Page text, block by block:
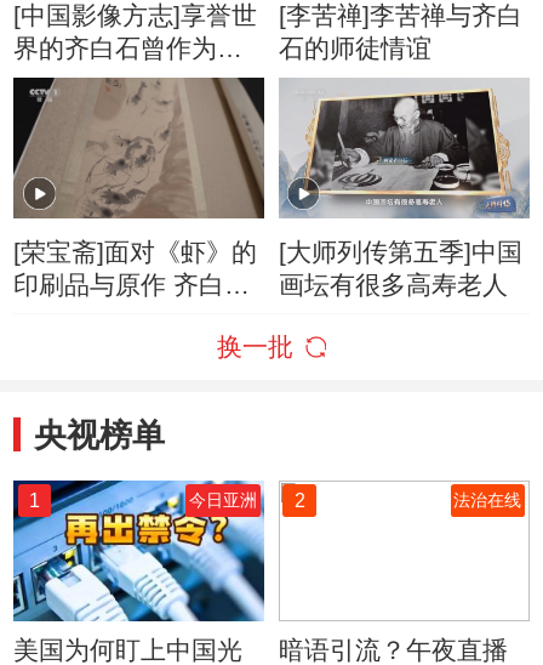
[中国影像方志]享誉世
界的齐白石曾作为雕
刻师，参与乡间宗祠
的修建
[李苦禅]李苦禅与齐白
石的师徒情谊
[荣宝斋]面对《虾》的
印刷品与原作 齐白石
[大师列传第五季]中国
画坛有很多高寿老人
换一批
央视榜单
1 今日亚洲
美国为何盯上中国光
2 法治在线
暗语引流？午夜直播